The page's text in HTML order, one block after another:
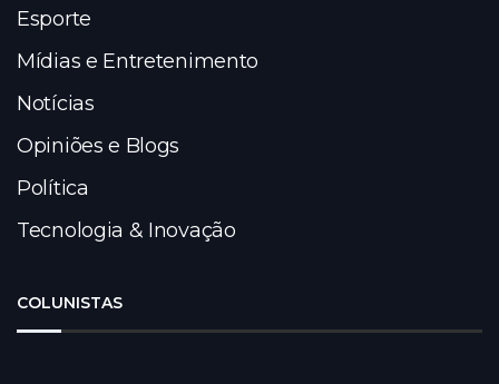
Esporte
Mídias e Entretenimento
Notícias
Opiniões e Blogs
Política
Tecnologia & Inovação
COLUNISTAS